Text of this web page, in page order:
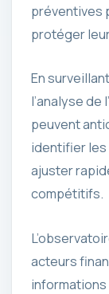
préventives
protéger
En
l’analyse
peuvent
identifier
ajuster
compétitifs.
acteurs